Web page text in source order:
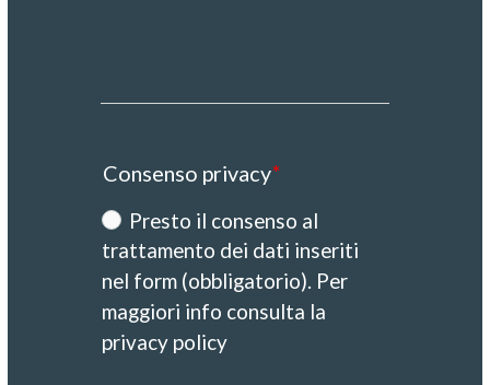
Consenso privacy
Presto il consenso al
trattamento dei dati inseriti
nel form (obbligatorio). Per
maggiori info consulta la
privacy policy